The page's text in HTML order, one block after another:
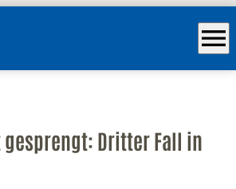
menu
gesprengt: Dritter Fall in